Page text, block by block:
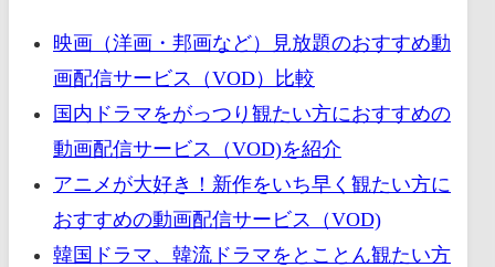
映画（洋画・邦画など）見放題のおすすめ動
画配信サービス（VOD）比較
国内ドラマをがっつり観たい方におすすめの
動画配信サービス（VOD)を紹介
アニメが大好き！新作をいち早く観たい方に
おすすめの動画配信サービス（VOD)
韓国ドラマ、韓流ドラマをとことん観たい方